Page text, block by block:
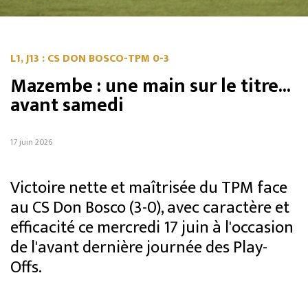
L1, J13 : CS DON BOSCO-TPM 0-3
Mazembe : une main sur le titre...
avant samedi
17 juin 2026
Victoire nette et maîtrisée du TPM face
au CS Don Bosco (3-0), avec caractère et
efficacité ce mercredi 17 juin à l'occasion
de l'avant dernière journée des Play-
Offs.